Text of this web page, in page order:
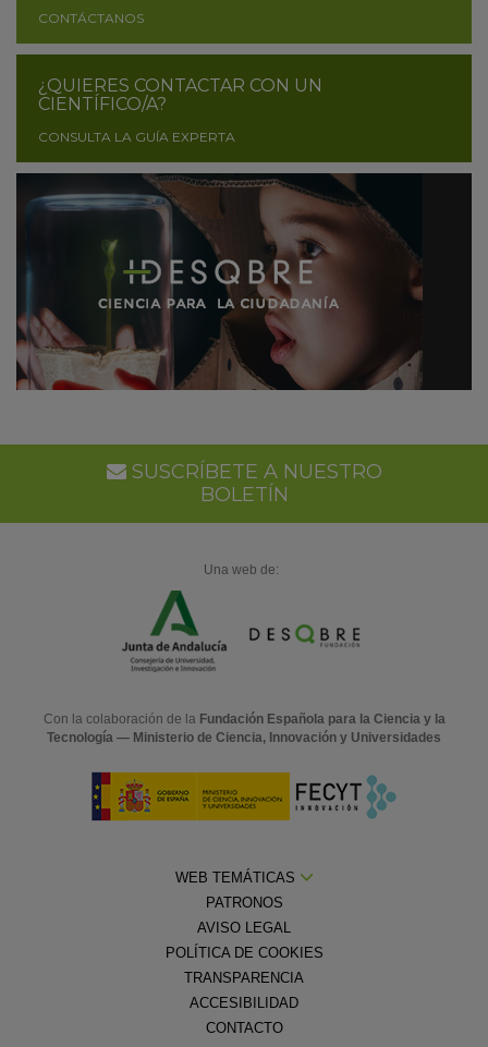
CONTÁCTANOS
¿QUIERES CONTACTAR CON UN
CIENTÍFICO/A?
CONSULTA LA GUÍA EXPERTA
SUSCRÍBETE A NUESTRO
BOLETÍN
Una web de:
Con la colaboración de la Fundación Española para la Ciencia y la
Tecnología — Ministerio de Ciencia, Innovación y Universidades
WEB TEMÁTICAS
PATRONOS
AVISO LEGAL
POLÍTICA DE COOKIES
TRANSPARENCIA
ACCESIBILIDAD
CONTACTO